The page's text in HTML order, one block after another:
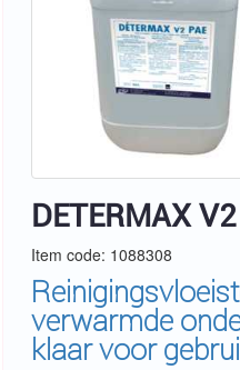
DETERMAX
Item code: 1088308
verwarmde
klaar voor